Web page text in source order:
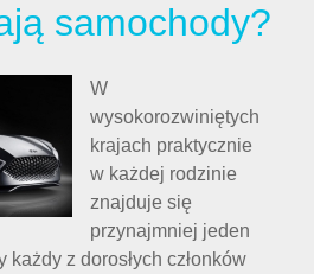
samochody?
W
wysokorozwiniętych
krajach praktycznie
w każdej rodzinie
znajduje się
przynajmniej jeden
z dorosłych członków